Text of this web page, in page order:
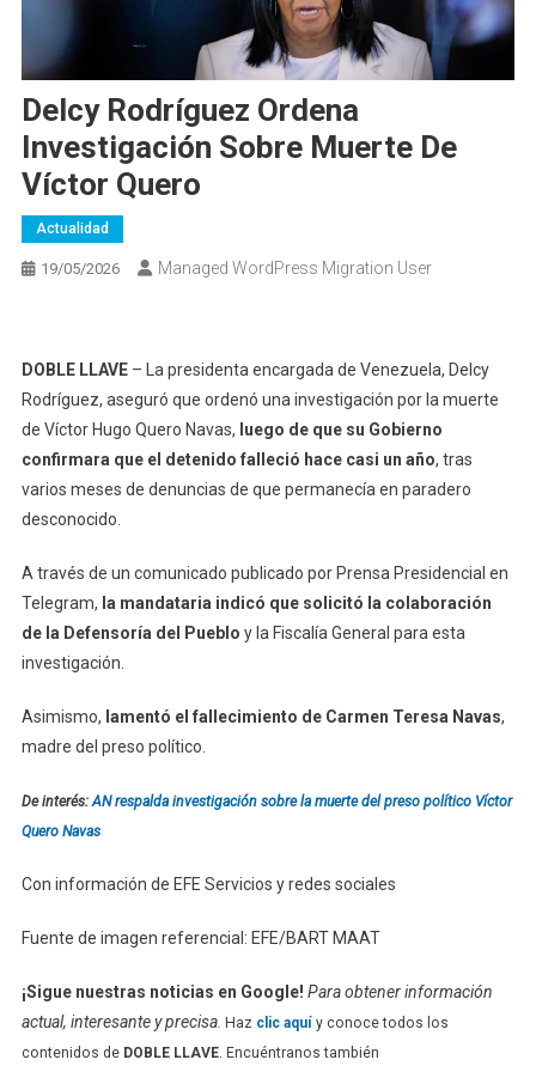
Delcy Rodríguez Ordena
Investigación Sobre Muerte De
Víctor Quero
Actualidad
19/05/2026 Managed WordPress Migration User
DOBLE LLAVE– La presidenta encargada de Venezuela, Delcy
Rodríguez, aseguró que ordenó una investigación por la muerte
de Víctor Hugo Quero Navas, luego de que su Gobierno
confirmara que el detenido falleció hace casi un año, tras
varios meses de denuncias de que permanecía en paradero
desconocido.
A través de un comunicado publicado por Prensa Presidencial en
Telegram, la mandataria indicó que solicitó la colaboración
de la Defensoría del Pueblo y la Fiscalía General para esta
investigación.
Asimismo, lamentó el fallecimiento de Carmen Teresa Navas,
madre del preso político.
De interés:AN respalda investigación sobre la muerte del preso político Víctor
Quero Navas
Con información de EFE Servicios y redes sociales
Fuente de imagen referencial: EFE/BART MAAT
¡Sigue nuestras noticias en Google! Para obtener información
actual, interesante y precisa. Haz clic aquí y conoce todos los
contenidos de DOBLE LLAVE. Encuéntranos también